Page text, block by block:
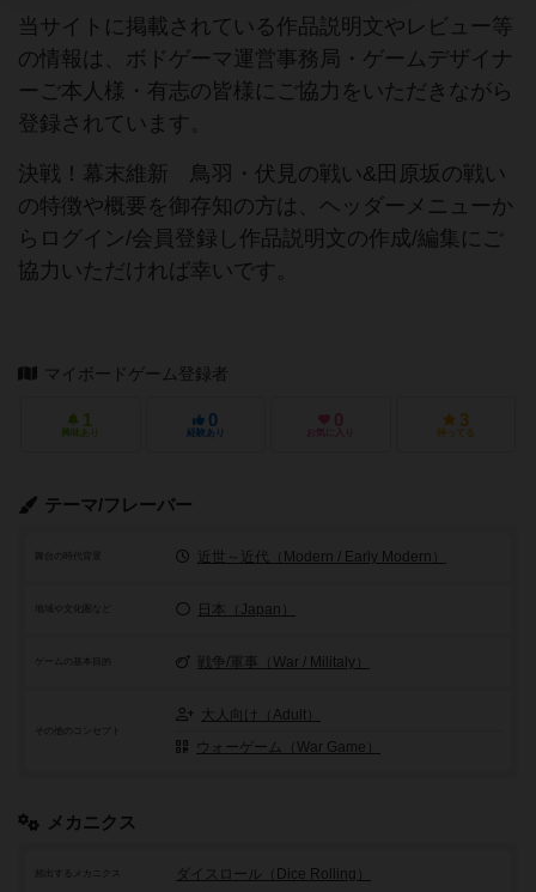
当サイトに掲載されている作品説明文やレビュー等
の情報は、ボドゲーマ運営事務局・ゲームデザイナ
ーご本人様・有志の皆様にご協力をいただきながら
登録されています。
決戦！幕末維新 鳥羽・伏見の戦い&田原坂の戦い
の特徴や概要を御存知の方は、ヘッダーメニューか
らログイン/会員登録し作品説明文の作成/編集にご
協力いただければ幸いです。
マイボードゲーム登録者
1
興味あり
0
経験あり
0
お気に入り
3
持ってる
テーマ/フレーバー
舞台の時代背景 近世～近代（Modern / Early Modern）
地域や文化圏など 日本（Japan）
ゲームの基本目的 戦争/軍事（War / Militaly）
その他のコンセプト
大人向け（Adult）
ウォーゲーム（War Game）
メカニクス
頻出するメカニクス ダイスロール（Dice Rolling）